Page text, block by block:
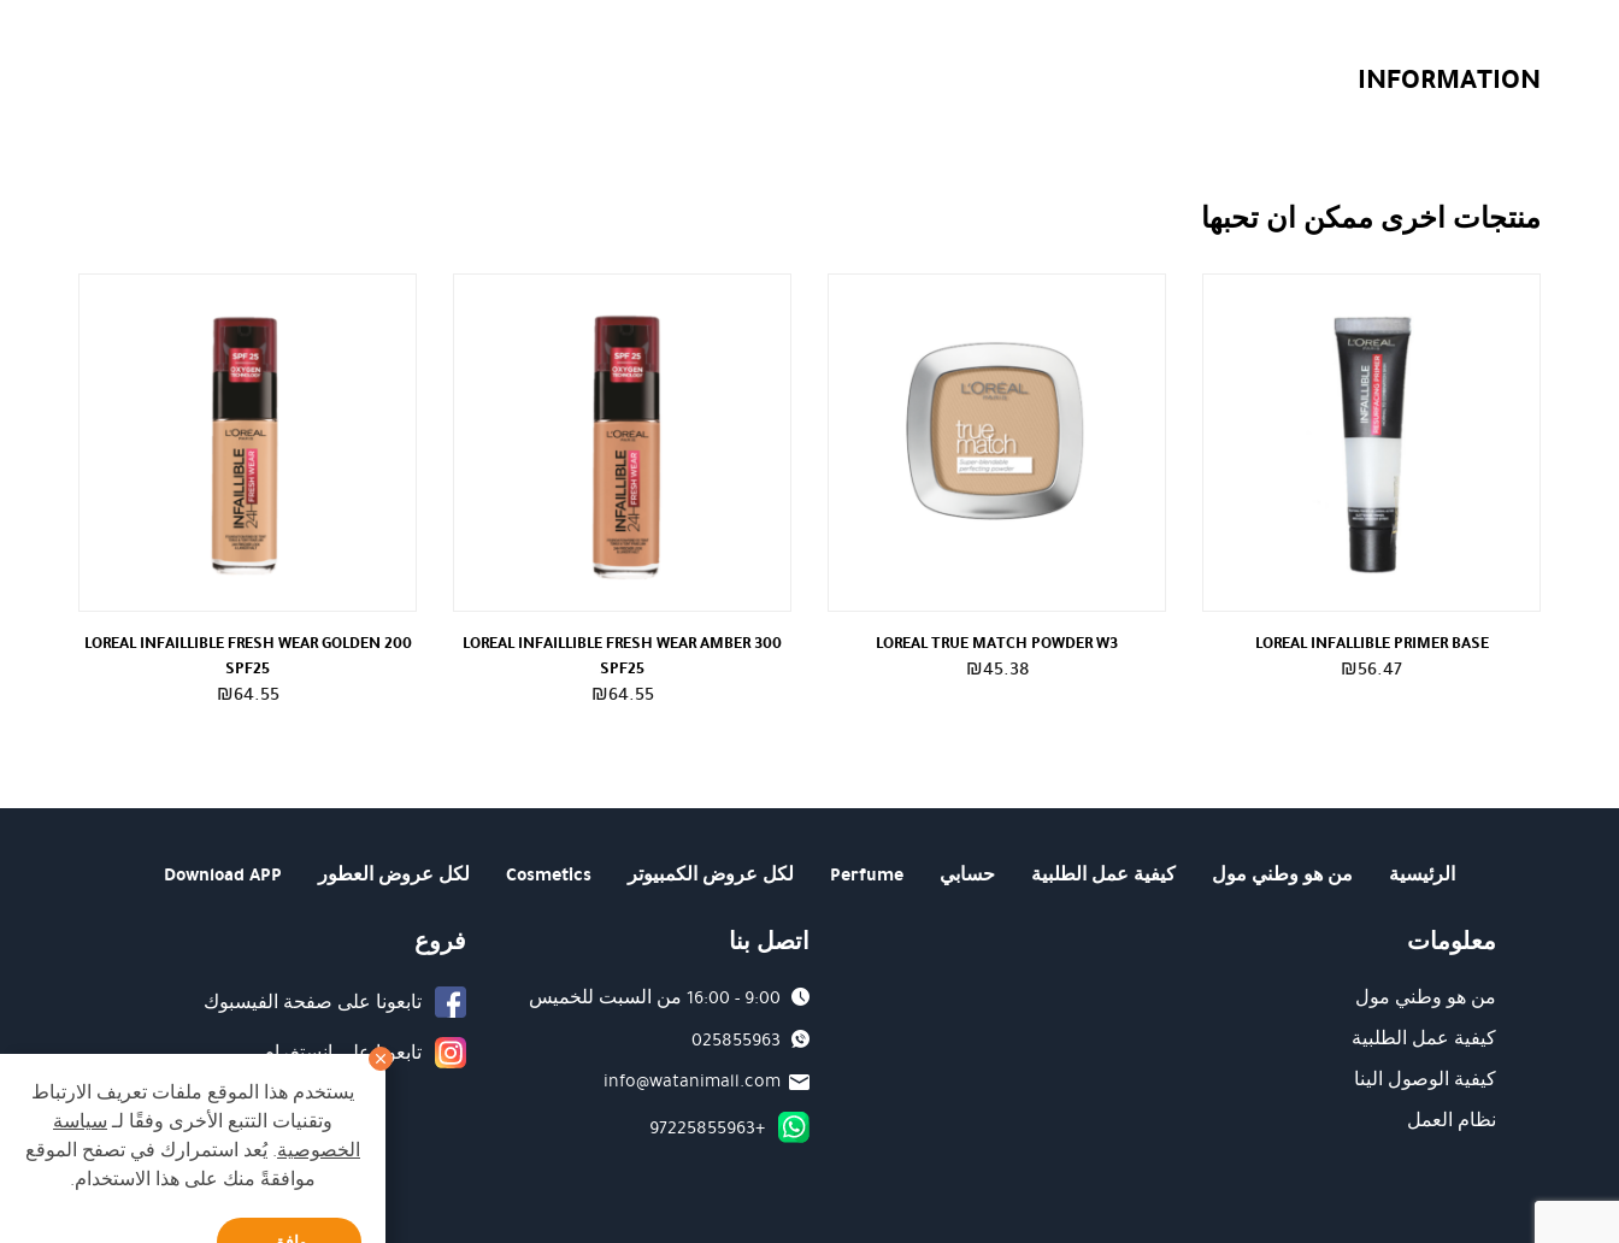
INFORMATION
منتجات اخرى ممكن ان تحبها
LOREAL INFALLIBLE PRIMER BASE
₪56.47
LOREAL TRUE MATCH POWDER W3
₪45.38
LOREAL INFAILLIBLE FRESH WEAR AMBER 300
SPF25
₪64.55
LOREAL INFAILLIBLE FRESH WEAR GOLDEN 200
SPF25
₪64.55
الرئيسية من هو وطني مول كيفية عمل الطلبية حسابي Perfume لكل عروض الكمبيوتر Cosmetics لكل عروض العطور Download APP
معلومات
من هو وطني مول
كيفية عمل الطلبية
كيفية الوصول الينا
نظام العمل
اتصل بنا
9:00 - 16:00 من السبت للخميس
025855963
info@watanimall.com
+97225855963
فروع
تابعونا على صفحة الفيسبوك
تابعونا على انستغرام
يستخدم هذا الموقع ملفات تعريف الارتباط
وتقنيات التتبع الأخرى وفقًا لـسياسة
الخصوصية. يُعد استمرارك في تصفح الموقع
موافقةً منك على هذا الاستخدام.